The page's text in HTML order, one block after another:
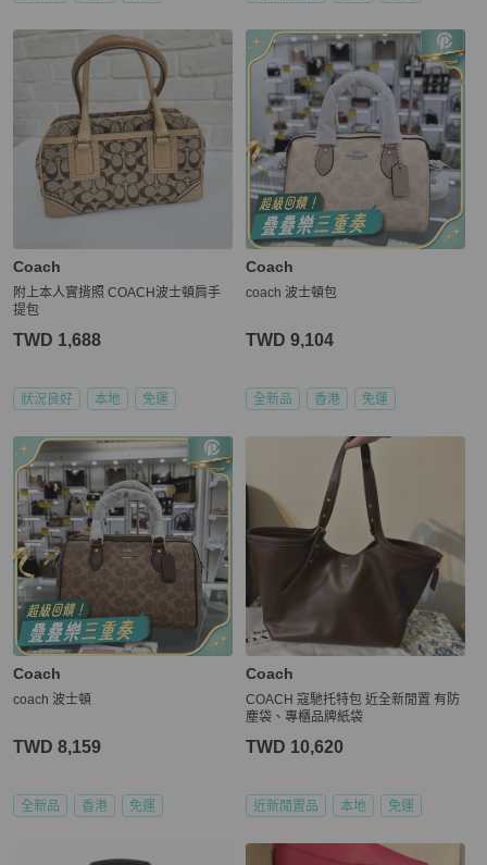
Coach
附上本人實揹照 COACH波士頓肩手
提包
TWD 1,688
狀況良好 本地 免運
Coach
coach 波士頓包
TWD 9,104
全新品 香港 免運
Coach
coach 波士頓
TWD 8,159
全新品 香港 免運
Coach
COACH 寇馳托特包 近全新閒置 有防
塵袋、專櫃品牌紙袋
TWD 10,620
近新閒置品 本地 免運